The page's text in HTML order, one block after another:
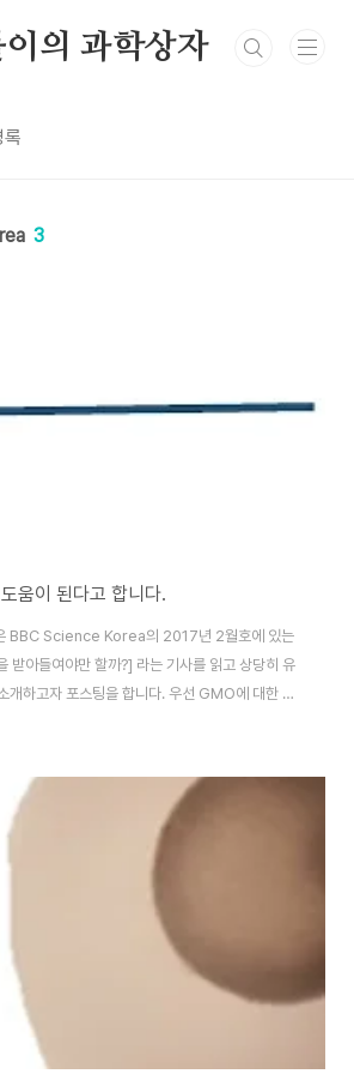
의 과학상자
록
3
움이 된다고 합니다.
BBC Science Korea의 2017년 2월호에 있는
받아들여야만 할까?] 라는 기사를 읽고 상당히 유
개하고자 포스팅을 합니다. 우선 GMO에 대한 일
하자면 끝이 없을 정도로 많은 의심을 받고 있습
나지 않는다는 것입니다. 실제로 사람몸에 들어가
는 유전자 조작으로 나오는 산물은 이미 다 분해가
면 2015년에 유전자 조작 종자가 이미 153억 달
재배되는 옥수수와 콩, 목화의 90% 이상은 유전